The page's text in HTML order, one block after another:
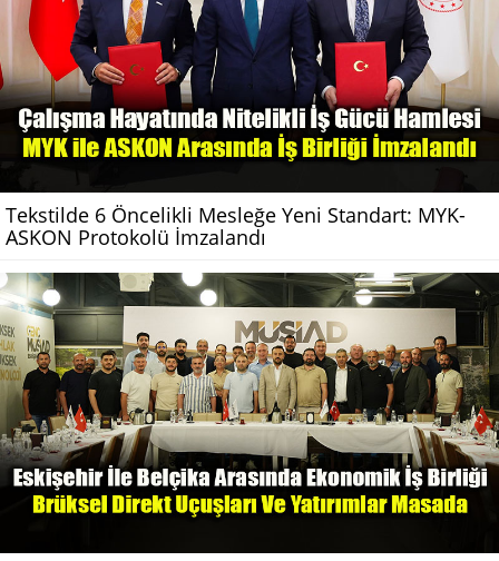
Tekstilde 6 Öncelikli Mesleğe Yeni Standart: MYK-
ASKON Protokolü İmzalandı